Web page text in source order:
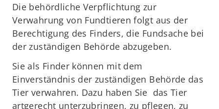
Die behördliche Verpflichtung zur
Verwahrung von Fundtieren folgt aus der
Berechtigung des Finders, die Fundsache bei
der zuständigen Behörde abzugeben.
Sie als Finder können mit dem
Einverständnis der zuständigen Behörde das
Tier verwahren. Dazu haben Sie das Tier
artgerecht unterzubringen, zu pflegen, zu